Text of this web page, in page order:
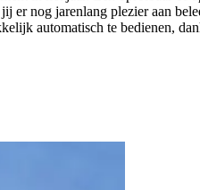
er nog jarenlang plezier aan
automatisch te bedienen,